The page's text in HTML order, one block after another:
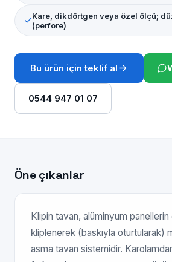
Kare, dikdörtgen veya özel ölçü;
(perfore)
Bu ürün için teklif al
0544 947 01 07
Öne çıkanlar
Klipin tavan, alüminyum panellerin
kliplenerek (baskıyla oturtularak)
asma tavan sistemidir.